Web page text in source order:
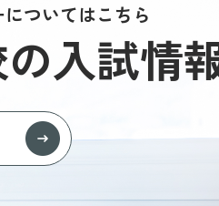
ついてはこちら
入試情